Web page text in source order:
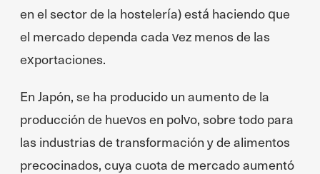
en el sector de la hostelería) está haciendo que
el mercado dependa cada vez menos de las
exportaciones.
En Japón, se ha producido un aumento de la
producción de huevos en polvo, sobre todo para
las industrias de transformación y de alimentos
precocinados, cuya cuota de mercado aumentó